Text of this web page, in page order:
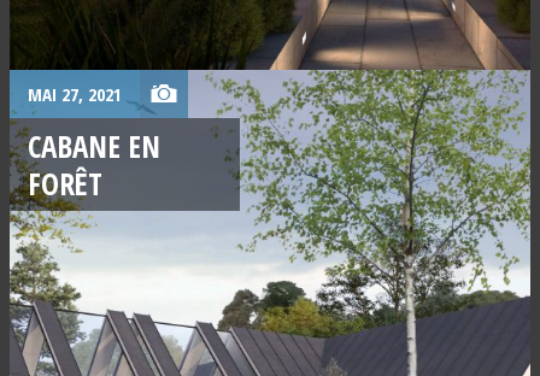
MAI 27, 2021
CABANE EN
FORÊT